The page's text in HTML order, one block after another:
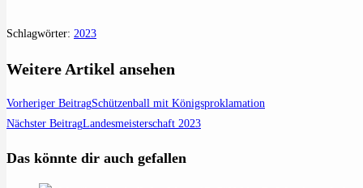
Schlagwörter: 2023
Weitere Artikel ansehen
Vorheriger BeitragSchützenball mit Königsproklamation
Nächster BeitragLandesmeisterschaft 2023
Das könnte dir auch gefallen